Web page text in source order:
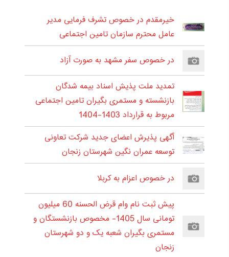
خیرمقدم در خصوص تشرف فرمایی مدیر
عامل محترم سازمان تامین اجتماعی
در خصوص سفر مشهد به صورت آزاد
تمدید ملت پذیش اسناد بیمه شدگان
بازنشسته و مستمری بگیران تامین اجتماعی
مربوط به قرارداد 1403-1404
آگهی پذیرش اعضای جدید شرکت تعاونی
توسعه عمران نگین شهرستان زنجان
در خصوص اعزام به کربلا
پیش ثبت نام وام قرض الحسنه 60 میلیون
تومانی سال 1405- مخصوص بازنشستگان و
مستمری بگیران شعبه یک و دو شهرستان
زنجان